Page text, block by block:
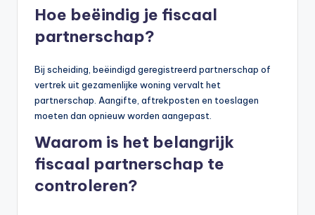
Hoe beëindig je fiscaal
partnerschap?
Bij scheiding, beëindigd geregistreerd partnerschap of
vertrek uit gezamenlijke woning vervalt het
partnerschap. Aangifte, aftrekposten en toeslagen
moeten dan opnieuw worden aangepast.
Waarom is het belangrijk
fiscaal partnerschap te
controleren?